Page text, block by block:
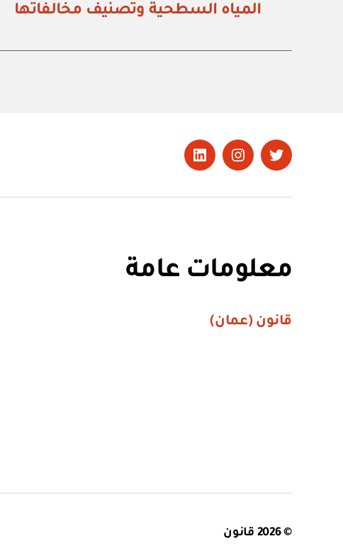
المياه السطحية وتصنيف مخالفاتها
تويتر Instagram
LinkedIn
معلومات عامة
قانون (عمان)
© 2026 قانون